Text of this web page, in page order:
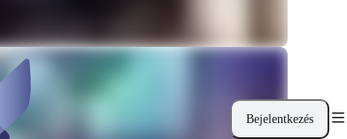
Bejelentkezés